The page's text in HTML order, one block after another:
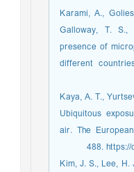
Karami, A.,
Galloway, T.
presence of
different
Kaya, A. T.,
Ubiquitous
air. The
488.
Kim, J. S., Lee,